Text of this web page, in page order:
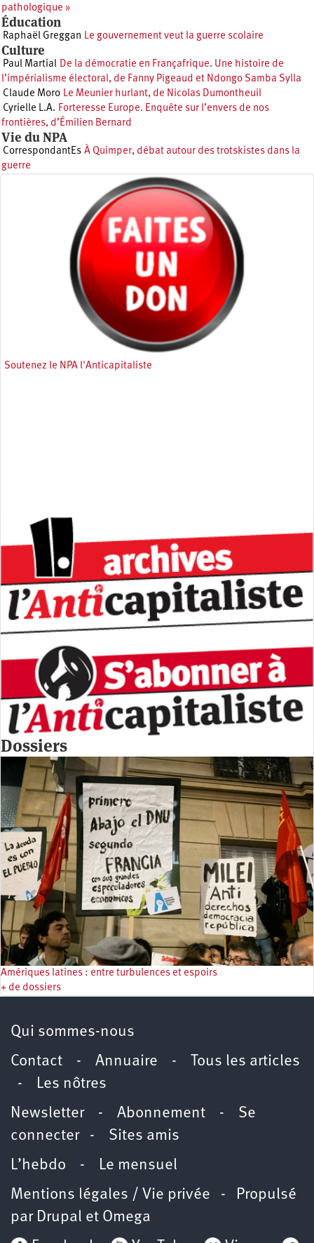
pathologique »
Éducation
Raphaël Greggan Le gouvernement veut la guerre scolaire
Culture
Paul Martial De la démocratie en Françafrique. Une histoire de
l’impérialisme électoral, de Fanny Pigeaud et Ndongo Samba Sylla
Claude Moro Le Meunier hurlant, de Nicolas Dumontheuil
Cyrielle L.A. Forteresse Europe. Enquête sur l’envers de nos
frontières, d’Émilien Bernard
Vie du NPA
CorrespondantEs À Quimper, débat autour des trotskistes dans la
guerre
Soutenez le NPA l'Anticapitaliste
Dossiers
Amériques latines : entre turbulences et espoirs
+ de dossiers
Qui sommes-nous
Contact - Annuaire -
Tous les articles
- Les nôtres
Newsletter- Abonnement - Se
connecter- Sites amis
L’hebdo - Le mensuel
Mentions légales / Vie privée - Propulsé
par Drupal et Omega